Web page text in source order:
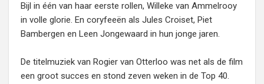
Bijl in één van haar eerste rollen, Willeke van Ammelrooy
in volle glorie. En coryfeeën als Jules Croiset, Piet
Bambergen en Leen Jongewaard in hun jonge jaren.
De titelmuziek van Rogier van Otterloo was net als de film
een groot succes en stond zeven weken in de Top 40.